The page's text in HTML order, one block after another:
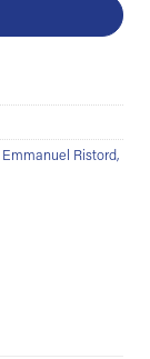
Emmanuel Ristord,